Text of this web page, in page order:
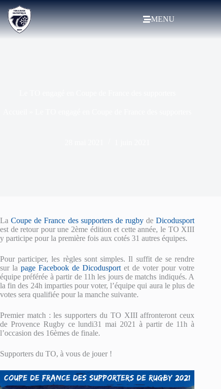
MENU
LaCoupe de France des supporters de rugbydeDicodusport
est de retour pour une 2ème édition et cette année, le TO XIII
y participe pour la première fois aux cotés 31 autres équipes.
Pour participer, les règles sont simples. Il suffit de se rendre
sur lapage Facebook de Dicodusport et de voter pour votre
équipe préférée à partir de 11h les jours de matchs indiqués. A
la fin des 24h imparties pour voter, l’équipe qui aura le plus de
votes sera qualifiée pour la manche suivante.
Premier match : les supporters du TO XIII affronteront ceux
de Provence Rugby ce lundi31 mai 2021 à partir de 11h à
l’occasion des 16èmes de finale.
Supporters du TO, à vous de jouer !